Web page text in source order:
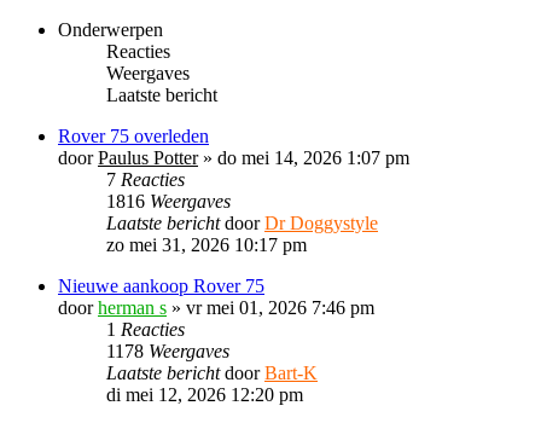
Onderwerpen
Reacties
Weergaves
Laatste bericht
Rover 75 overleden
doorPaulus Potter» do mei 14, 2026 1:07 pm
7 Reacties
1816 Weergaves
Laatste berichtdoorDr Doggystyle
zo mei 31, 2026 10:17 pm
Nieuwe aankoop Rover 75
doorherman s » vr mei 01, 2026 7:46 pm
1 Reacties
1178 Weergaves
Laatste berichtdoorBart-K
di mei 12, 2026 12:20 pm